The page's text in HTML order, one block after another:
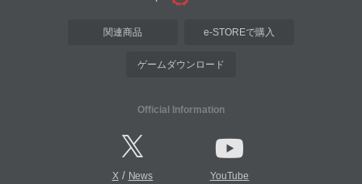
関連商品 e-STOREで購入
ゲームダウンロード
Official Information
X/ News YouTube